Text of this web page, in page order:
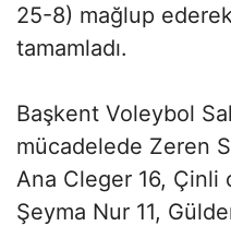
25-8) mağlup
tamamladı.
Başkent Voleybol
mücadelede Zeren
Ana Cleger 16, Çinli
Şeyma Nur 11,